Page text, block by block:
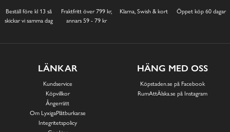
Beställ före kl 13 så
skickar vi samma dag
Fraktfritt över 799 kr,
annars 59 - 79 kr
Klarna, Swish & kort Öppet köp 60 dagar
LÄNKAR
Kundservice
Köpvillkor
Ångerrätt
Om LyxigaPlåtburkar.se
Integritetspolicy
HÄNG MED OSS
Köpstaden.se på Facebook
RumAttÄlska.se på Instagram